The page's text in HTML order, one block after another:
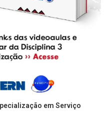
em Serviço